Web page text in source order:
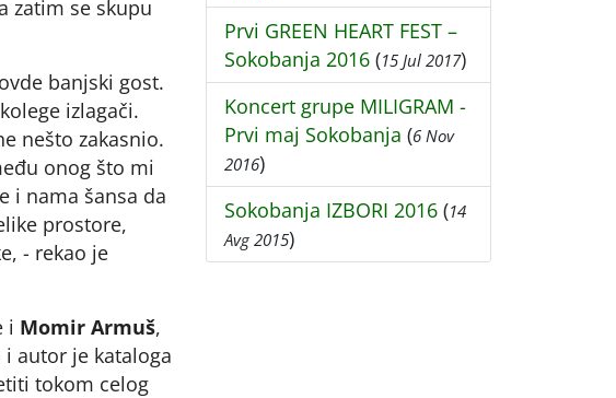
zatim se skupu
banjski gost.
izlagači.
nešto zakasnio.
onog što mi
i nama šansa da
prostore,
- rekao je
i Momir Armuš,
autor je kataloga
tokom celog
Prvi GREEN HEART FEST –
Sokobanja 2016 (15 Jul 2017)
Koncert grupe MILIGRAM -
Prvi maj Sokobanja (6 Nov
2016)
Sokobanja IZBORI 2016 (14
Avg 2015)